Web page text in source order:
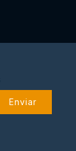
Enviar